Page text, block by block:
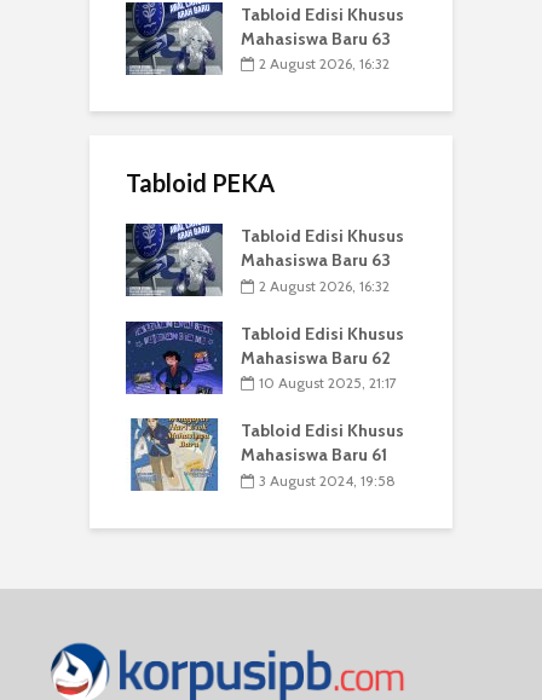
Tabloid Edisi Khusus
Mahasiswa Baru 63
2 August 2026, 16:32
Tabloid PEKA
Tabloid Edisi Khusus
Mahasiswa Baru 63
2 August 2026, 16:32
Tabloid Edisi Khusus
Mahasiswa Baru 62
10 August 2025, 21:17
Tabloid Edisi Khusus
Mahasiswa Baru 61
3 August 2024, 19:58